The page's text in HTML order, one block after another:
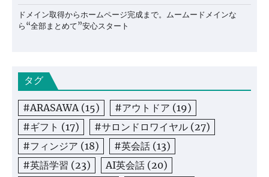
ドメイン取得からホームページ完成まで。ムームードメインな
ら“全部まとめて”安心スタート
タグ
#ARASAWA (15) #アウトドア (19)
#ギフト (17) #サロンドロワイヤル (27)
#フィンジア (18) #英会話 (13)
#英語学習 (23) AI英会話 (20)